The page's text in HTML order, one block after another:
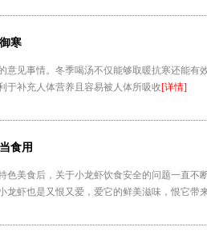
寒
意见事情。冬季喝汤不仅能够取暖抗寒还能有
于补充人体营养且容易被人体所吸收[详情]
食用
色美食后，关于小龙虾饮食安全的问题一直不
龙虾也是又恨又爱，爱它的鲜美滋味，恨它带